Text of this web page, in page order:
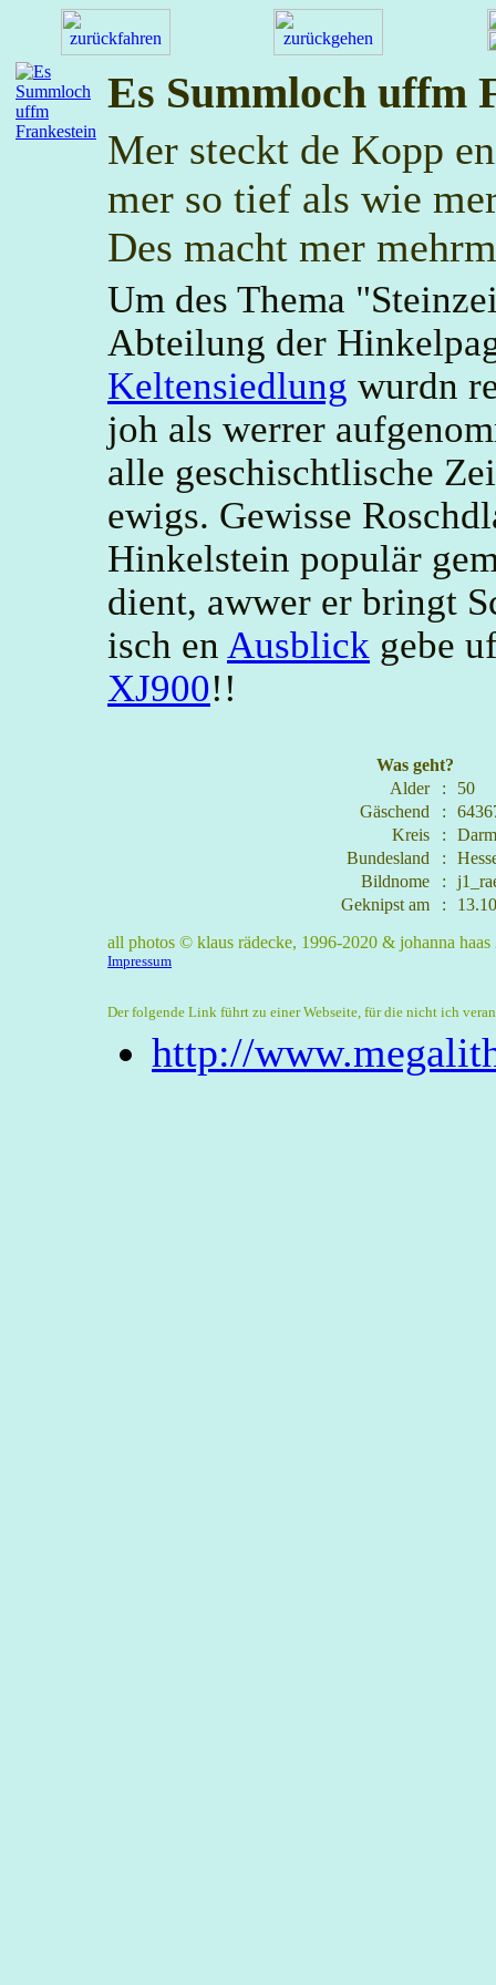
Es Summloch uffm
Mer steckt de Kopp
mer so tief als wie
Des macht mer
Um des Thema
Abteilung der
Keltensiedlung wurdn
joh als werrer
alle geschischtlische
ewigs. Gewisse
Hinkelstein populär
dient, awwer er bringt
isch en Ausblick gebe
XJ900!!
Was geht?
Alder
:
50
Gäschend
:
Kreis
:
Bundesland
:
Bildnome
:
Geknipst am
:
all photos © klaus rädecke, 1996-2020 & johanna haas
Impressum
Der folgende Link führt zu einer Webseite, für die nicht ich
http://